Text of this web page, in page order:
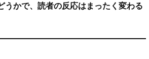
うかで、読者の反応はまったく変わる